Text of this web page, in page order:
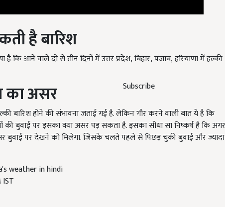
Subscribe
है बारिश
है कि आने वाले दो से तीन दिनों में उत्तर प्रदेश
का असर
बारिश होने की संभावना जताई
बुवाई पर इसका क्या असर पड़ सकता है. इसका सीधा सा निष्कर्ष है कि अगर
बुवाई पर देखने को मिलेगा. जिसके चलते पहले से पिछड़ चुकी बुवाई और ज्यादा
IST